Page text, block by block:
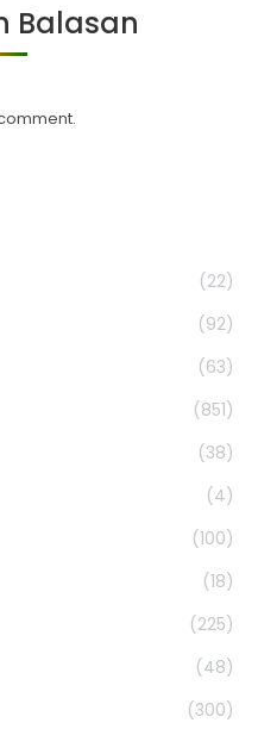
Balasan
(22)
(92)
(63)
(851)
(38)
(4)
(100)
(18)
(225)
(48)
(300)